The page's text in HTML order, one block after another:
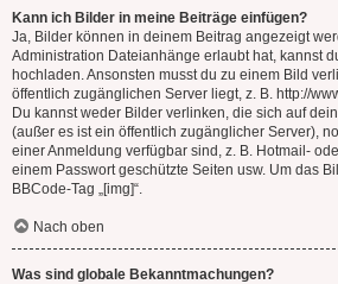
Kann ich Bilder in meine Beiträge einfügen?
Ja, Bilder können in deinem Beitrag angezeigt
Administration Dateianhänge erlaubt hat, kannst
hochladen. Ansonsten musst du zu einem Bild
öffentlich zugänglichen Server liegt, z. B. http://
Du kannst weder Bilder verlinken, die sich auf
(außer es ist ein öffentlich zugänglicher Server),
einer Anmeldung verfügbar sind, z. B. Hotmail-
einem Passwort geschützte Seiten usw. Um das
BBCode-Tag „[img]“.
Nach oben
Was sind globale Bekanntmachungen?